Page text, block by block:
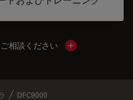
相談ください Show local
DFC9000